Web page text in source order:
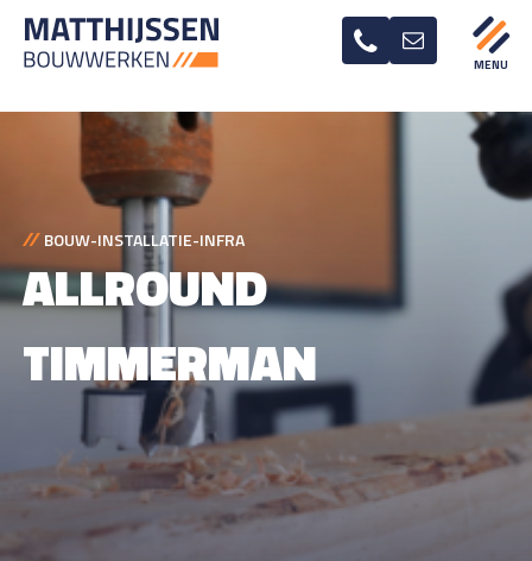
BOUW-INSTALLATIE-INFRA
ALLROUND
TIMMERMAN